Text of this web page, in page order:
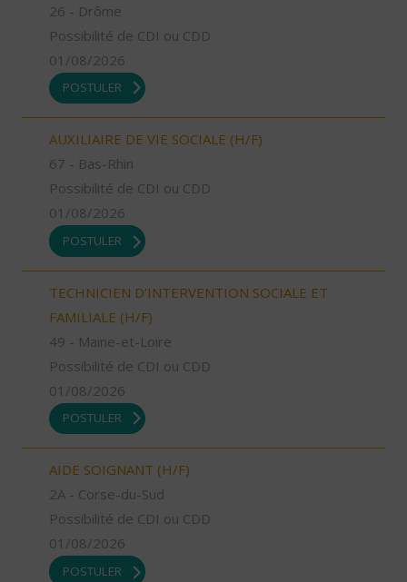
26 - Drôme
Possibilité de CDI ou CDD
01/08/2026
POSTULER
AUXILIAIRE DE VIE SOCIALE (H/F)
67 - Bas-Rhin
Possibilité de CDI ou CDD
01/08/2026
POSTULER
TECHNICIEN D’INTERVENTION SOCIALE ET
FAMILIALE (H/F)
49 - Maine-et-Loire
Possibilité de CDI ou CDD
01/08/2026
POSTULER
AIDE SOIGNANT (H/F)
2A - Corse-du-Sud
Possibilité de CDI ou CDD
01/08/2026
POSTULER